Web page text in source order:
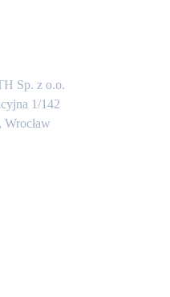
Sp. z o.o.
1/142
Wrocław